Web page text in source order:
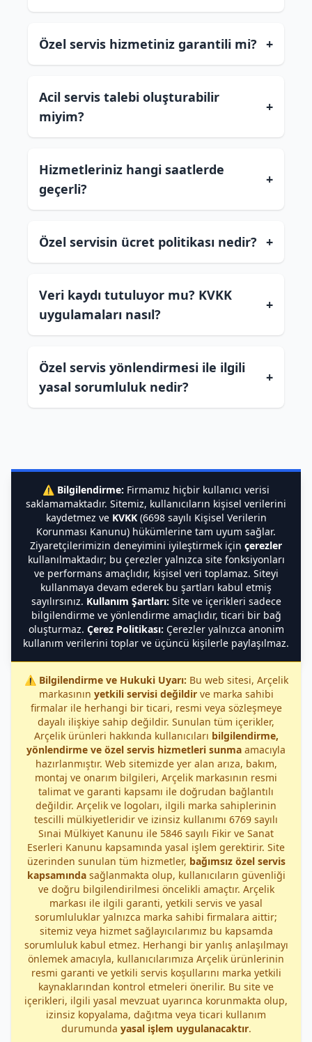
Özel servis hizmetiniz garantili mi? +
Acil servis talebi oluşturabilir
miyim?
+
Hizmetleriniz hangi saatlerde
geçerli?
+
Özel servisin ücret politikası nedir? +
Veri kaydı tutuluyor mu? KVKK
uygulamaları nasıl?
+
Özel servis yönlendirmesi ile ilgili
yasal sorumluluk nedir?
+
⚠️ Bilgilendirme: Firmamız hiçbir kullanıcı verisi
saklamamaktadır. Sitemiz, kullanıcıların kişisel verilerini
kaydetmez ve KVKK(6698 sayılı Kişisel Verilerin
Korunması Kanunu) hükümlerine tam uyum sağlar.
Ziyaretçilerimizin deneyimini iyileştirmek için çerezler
kullanılmaktadır; bu çerezler yalnızca site fonksiyonları
ve performans amaçlıdır, kişisel veri toplamaz. Siteyi
kullanmaya devam ederek bu şartları kabul etmiş
sayılırsınız. Kullanım Şartları: Site ve içerikleri sadece
bilgilendirme ve yönlendirme amaçlıdır, ticari bir bağ
oluşturmaz. Çerez Politikası: Çerezler yalnızca anonim
kullanım verilerini toplar ve üçüncü kişilerle paylaşılmaz.
⚠️ Bilgilendirme ve Hukuki Uyarı: Bu web sitesi, Arçelik
markasının yetkili servisi değildirve marka sahibi
firmalar ile herhangi bir ticari, resmi veya sözleşmeye
dayalı ilişkiye sahip değildir. Sunulan tüm içerikler,
Arçelik ürünleri hakkında kullanıcıları bilgilendirme,
yönlendirme ve özel servis hizmetleri sunma amacıyla
hazırlanmıştır. Web sitemizde yer alan arıza, bakım,
montaj ve onarım bilgileri, Arçelik markasının resmi
talimat ve garanti kapsamı ile doğrudan bağlantılı
değildir. Arçelik ve logoları, ilgili marka sahiplerinin
tescilli mülkiyetleridir ve izinsiz kullanımı 6769 sayılı
Sınai Mülkiyet Kanunu ile 5846 sayılı Fikir ve Sanat
Eserleri Kanunu kapsamında yasal işlem gerektirir. Site
üzerinden sunulan tüm hizmetler, bağımsız özel servis
kapsamındasağlanmakta olup, kullanıcıların güvenliği
ve doğru bilgilendirilmesi öncelikli amaçtır. Arçelik
markası ile ilgili garanti, yetkili servis ve yasal
sorumluluklar yalnızca marka sahibi firmalara aittir;
sitemiz veya hizmet sağlayıcılarımız bu kapsamda
sorumluluk kabul etmez. Herhangi bir yanlış anlaşılmayı
önlemek amacıyla, kullanıcılarımıza Arçelik ürünlerinin
resmi garanti ve yetkili servis koşullarını marka yetkili
kaynaklarından kontrol etmeleri önerilir. Bu site ve
içerikleri, ilgili yasal mevzuat uyarınca korunmakta olup,
izinsiz kopyalama, dağıtma veya ticari kullanım
durumunda yasal işlem uygulanacaktır.